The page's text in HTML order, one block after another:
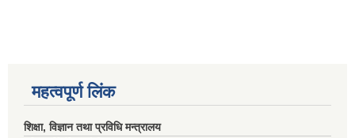
महत्वपूर्ण लिंक
शिक्षा, विज्ञान तथा प्रविधि मन्त्रालय